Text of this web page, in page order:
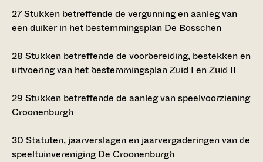
27Stukken betreffende de vergunning en aanleg van
een duiker in het bestemmingsplan De Bosschen
28 Stukken betreffende de voorbereiding, bestekken en
uitvoering van het bestemmingsplan Zuid I en Zuid II
29 Stukken betreffende de aanleg van speelvoorziening
Croonenburgh
30 Statuten, jaarverslagen en jaarvergaderingen van de
speeltuinvereniging De Croonenburgh